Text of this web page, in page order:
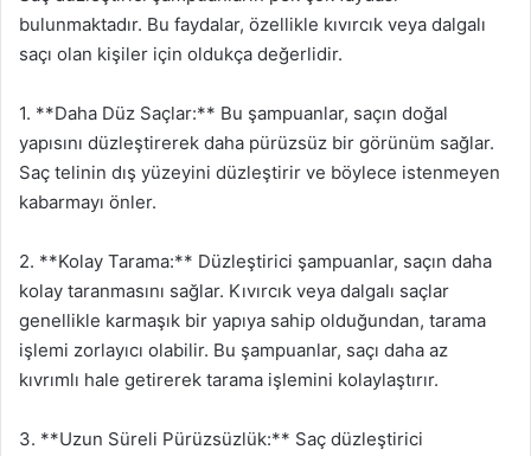
bulunmaktadır. Bu faydalar, özellikle kıvırcık veya dalgalı
saçı olan kişiler için oldukça değerlidir.
1. **Daha Düz Saçlar:** Bu şampuanlar, saçın doğal
yapısını düzleştirerek daha pürüzsüz bir görünüm sağlar.
Saç telinin dış yüzeyini düzleştirir ve böylece istenmeyen
kabarmayı önler.
2. **Kolay Tarama:** Düzleştirici şampuanlar, saçın daha
kolay taranmasını sağlar. Kıvırcık veya dalgalı saçlar
genellikle karmaşık bir yapıya sahip olduğundan, tarama
işlemi zorlayıcı olabilir. Bu şampuanlar, saçı daha az
kıvrımlı hale getirerek tarama işlemini kolaylaştırır.
3. **Uzun Süreli Pürüzsüzlük:** Saç düzleştirici